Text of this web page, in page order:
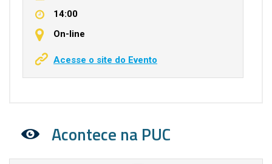
14:00
On-line
Acesse o site do Evento
Acontece na PUC